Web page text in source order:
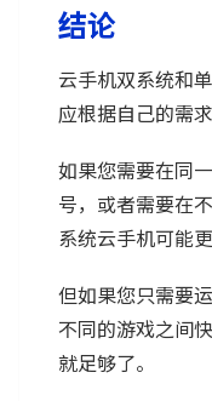
结论
云手机双系统和
应根据自己的需
如果您需要在同
号，或者需要在
系统云手机可能更
但如果您只需要
不同的游戏之间
就足够了。